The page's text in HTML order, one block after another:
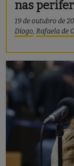
nas
19 de outubro de
Diogo, Rafaela de